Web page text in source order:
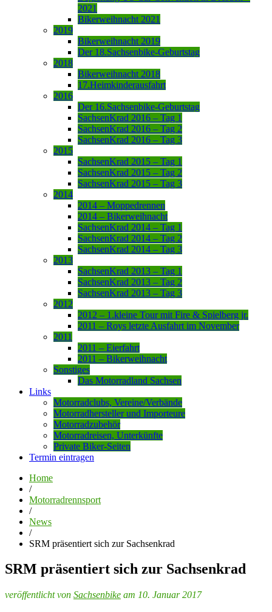
2021
Bikerweihnacht 2021
2019
Bikerweihnacht 2019
Der 18.Sachsenbike-Geburtstag
2018
Bikerweihnacht 2018
17.Heimkinderausfahrt
2016
Der 16.Sachsenbike-Geburtstag
SachsenKrad 2016 – Tag 1
SachsenKrad 2016 – Tag 2
SachsenKrad 2016 – Tag 3
2015
SachsenKrad 2015 – Tag 1
SachsenKrad 2015 – Tag 2
SachsenKrad 2015 – Tag 3
2014
2014 – Moppedrennen
2014 – Bikerweihnacht
SachsenKrad 2014 – Tag 1
SachsenKrad 2014 – Tag 2
SachsenKrad 2014 – Tag 3
2013
SachsenKrad 2013 – Tag 1
SachsenKrad 2013 – Tag 2
SachsenKrad 2013 – Tag 3
2012
2012 – 1.kleine Tour mit Fire & Spielberg jr.
2011 – Roys letzte Ausfahrt im November
2011
2011 – Eierfahrt
2011 – Bikerweihnacht
Sonstiges
Das Motorradland Sachsen
Links
Motorradclubs, Vereine/Verbände
Motorradhersteller und Importeure
Motorradzubehör
Motorradreisen, Unterkünfte
Private Biker-Seiten
Termin eintragen
Home
/
Motorradrennsport
/
News
/
SRM präsentiert sich zur Sachsenkrad
SRM präsentiert sich zur Sachsenkrad
veröffentlicht von Sachsenbike am 10. Januar 2017